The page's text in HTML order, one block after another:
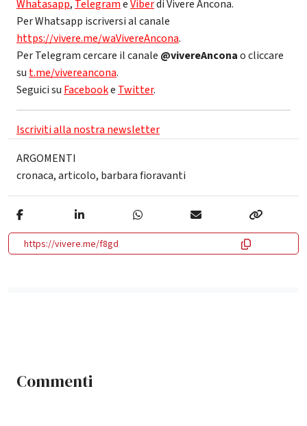
Whatasapp, TelegrameViberdi Vivere Ancona.
Per Whatsapp iscriversi al canale
https://vivere.me/waVivereAncona.
Per Telegram cercare il canale @vivereAnconao cliccare
su t.me/vivereancona.
Seguici su Facebooke Twitter.
Iscriviti alla nostra newsletter
ARGOMENTI
cronaca,articolo, barbara fioravanti
https://vivere.me/f8gd
Commenti